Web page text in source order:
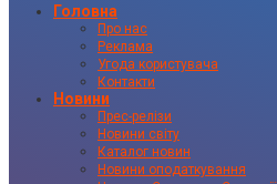
Головна
Про нас
Реклама
Угода користувача
Контакти
Новини
Прес-релізи
Новини світу
Каталог новин
Новини оподаткування